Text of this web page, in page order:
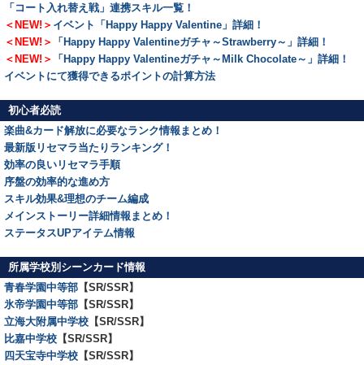
「コート入れ替え戦」連携スキル一覧！
＜NEW!＞ イベント「Happy Happy Valentine」詳細！
＜NEW!＞
「Happy Happy Valentineガチャ～Strawberry～」詳細！
＜NEW!＞
「Happy Happy Valentineガチャ～Milk Chocolate～」詳細！
イベントにて獲得できるポイントの計算方法
初心者必読
楽曲&カード解放に必要なランク情報まとめ！
最新版リセマラ当たりランキング！
効率の良いリセマラ手順
序盤の効率的な進め方
スキル効果&理想のチーム編成
メインストーリー詳細情報まとめ！
ステータスUPアイテム情報
所属学校別シーンカード情報
青春学園中等部 【SR/SSR】
氷帝学園中等部 【SR/SSR】
立海大附属中学校 【SR/SSR】
比嘉中学校 【SR/SSR】
四天宝寺中学校 【SR/SSR】